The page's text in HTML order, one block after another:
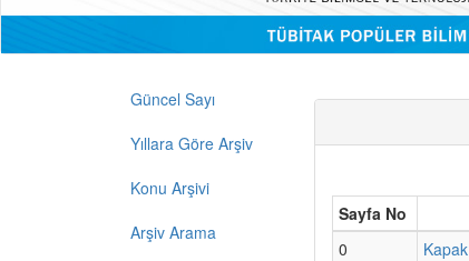
Güncel Sayı
Yıllara Göre Arşiv
Konu Arşivi
Arşiv Arama
Sayfa No
0
Kapak